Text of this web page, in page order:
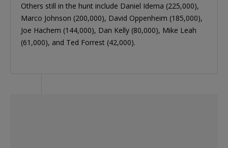
Others still in the hunt include Daniel Idema (225,000),
Marco Johnson (200,000), David Oppenheim (185,000),
Joe Hachem (144,000), Dan Kelly (80,000), Mike Leah
(61,000), and Ted Forrest (42,000).